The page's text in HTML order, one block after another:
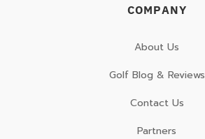
COMPANY
About Us
Golf Blog & Reviews
Contact Us
Partners